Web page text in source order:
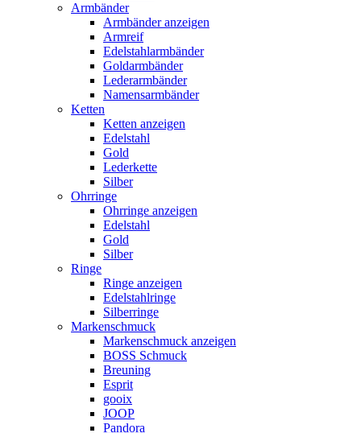
Armbänder
Armbänder anzeigen
Armreif
Edelstahlarmbänder
Goldarmbänder
Lederarmbänder
Namensarmbänder
Ketten
Ketten anzeigen
Edelstahl
Gold
Lederkette
Silber
Ohrringe
Ohrringe anzeigen
Edelstahl
Gold
Silber
Ringe
Ringe anzeigen
Edelstahlringe
Silberringe
Markenschmuck
Markenschmuck anzeigen
BOSS Schmuck
Breuning
Esprit
gooix
JOOP
Pandora